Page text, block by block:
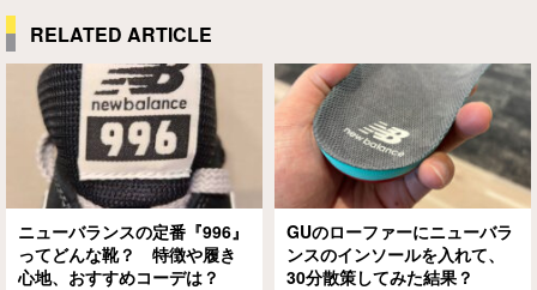
RELATED ARTICLE
ニューバランスの定番『996』
ってどんな靴？ 特徴や履き
心地、おすすめコーデは？
GUのローファーにニューバラ
ンスのインソールを入れて、
30分散策してみた結果？